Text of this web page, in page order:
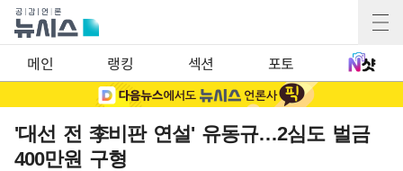
메인 랭킹 섹션 포토
'대선 전 李비판 연설' 유동규…2심도 벌금
400만원 구형